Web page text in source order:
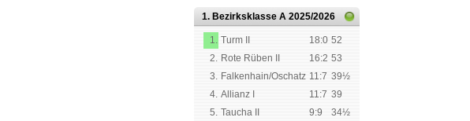
1. Bezirksklasse A 2025/2026
1. Turm II 18:0 52
2. Rote Rüben II 16:2 53
3. Falkenhain/Oschatz 11:7 39½
4. Allianz I 11:7 39
5. Taucha II 9:9
34½